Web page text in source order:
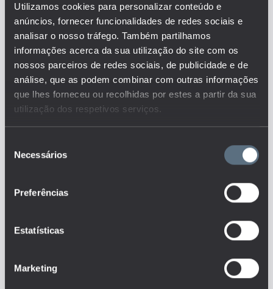
Utilizamos cookies para personalizar conteúdo e
anúncios, fornecer funcionalidades de redes sociais e
analisar o nosso tráfego. Também partilhamos
informações acerca da sua utilização do site com os
nossos parceiros de redes sociais, de publicidade e de
análise, que as podem combinar com outras informações
que lhes forneceu ou recolhidas por estes a partir da sua
utilização dos respetivos serviços.
Necessários
Preferências
Estatísticas
Marketing
instituições de educação
portuguesas. Por ano 1 entende-
se o ano a partir do qual se
pretende estudar o crescimento
e corresponde ao ano mais
dados. Por ano final entende-se
o fim do período contemplado no
cálculo e corresponde ao ano
corresponde ao ano letivo
2025/2016.
conjunto que responde às
nos diferentes níveis de ensino e